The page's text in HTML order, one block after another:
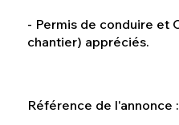
- Permis de conduire et
chantier) appréciés.
Référence de l'annonce :